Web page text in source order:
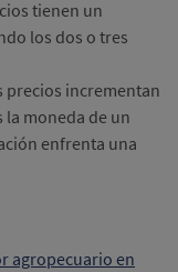
tienen un
los dos o tres
precios incrementan
la moneda de un
enfrenta una
agropecuario en